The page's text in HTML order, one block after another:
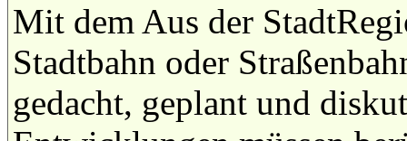
Mit dem Aus der
Stadtbahn oder
gedacht, geplant und